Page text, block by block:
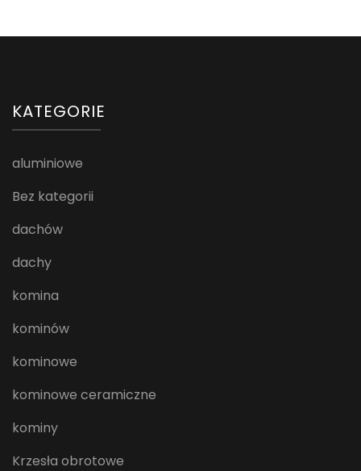
KATEGORIE
aluminiowe
Bez kategorii
dachów
dachy
komina
kominów
kominowe
kominowe ceramiczne
kominy
Krzesła obrotowe